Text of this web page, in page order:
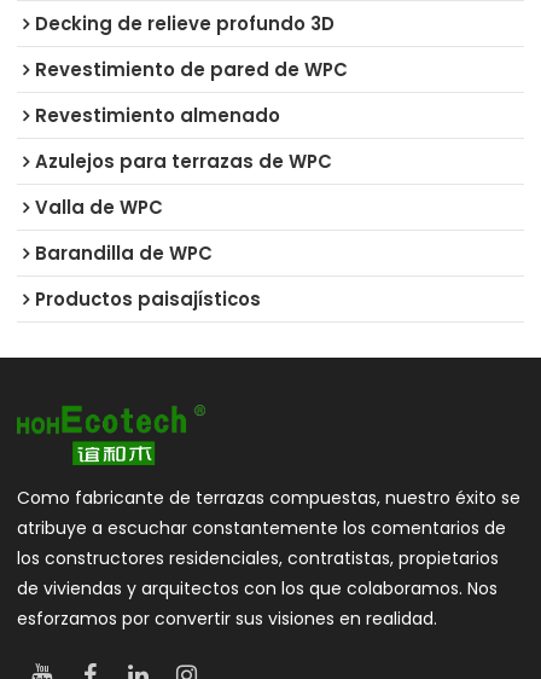
Decking de relieve profundo 3D
Revestimiento de pared de WPC
Revestimiento almenado
Azulejos para terrazas de WPC
Valla de WPC
Barandilla de WPC
Productos paisajísticos
Como fabricante de terrazas compuestas, nuestro éxito se
atribuye a escuchar constantemente los comentarios de
los constructores residenciales, contratistas, propietarios
de viviendas y arquitectos con los que colaboramos. Nos
esforzamos por convertir sus visiones en realidad.